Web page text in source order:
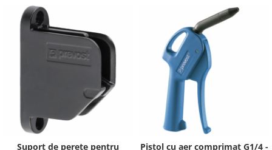
Suport de perete pentru
Pistol cu aer comprimat G1/4 -